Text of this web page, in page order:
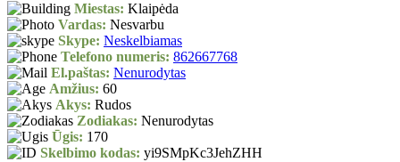
Miestas: Klaipėda
Vardas: Nesvarbu
Skype: Neskelbiamas
Telefono numeris: 862667768
El.paštas: Nenurodytas
Amžius: 60
Akys: Rudos
Zodiakas: Nenurodytas
Ūgis: 170
Skelbimo kodas: yi9SMpKc3JehZHH